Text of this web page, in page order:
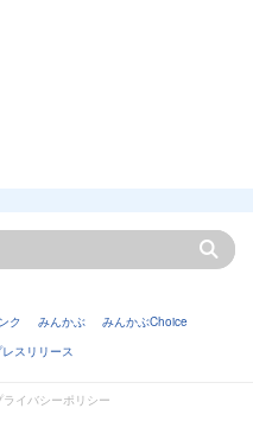
ク みんかぶ
みんかぶChoice
レスリリース
ライバシーポリシー